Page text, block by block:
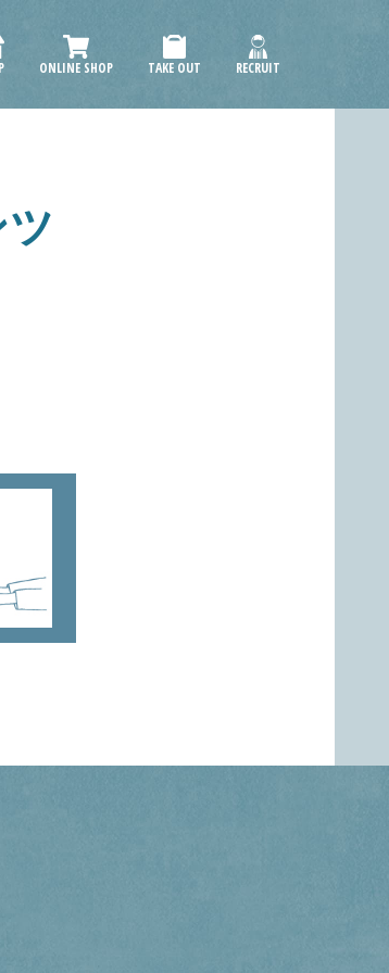
ONLINE SHOP TAKE OUT RECRUIT